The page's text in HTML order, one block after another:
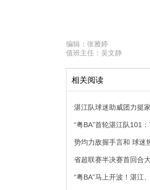
编辑： 张雅婷
值班主任： 吴文静
相关阅读
湛江队球迷助威团力挺
“粤BA”首轮湛江队101
势均力敌握手言和 球迷
省超联赛半决赛首回合
“粤BA”马上开波！湛江